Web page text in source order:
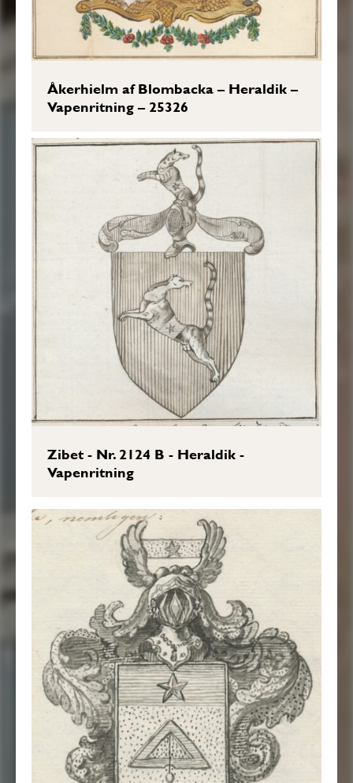
Åkerhielm af Blombacka – Heraldik –
Vapenritning – 25326
Zibet - Nr. 2124 B - Heraldik -
Vapenritning